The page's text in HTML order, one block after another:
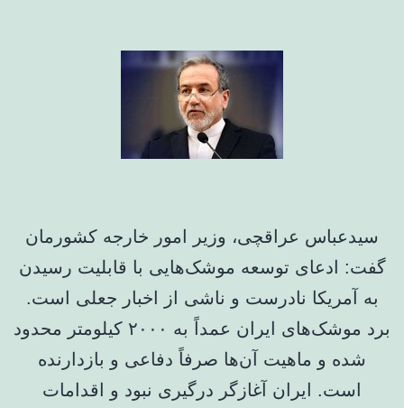
سیدعباس عراقچی، وزیر امور خارجه کشورمان
گفت: ادعای توسعه موشک‌هایی با قابلیت رسیدن
به آمریکا نادرست و ناشی از اخبار جعلی است.
برد موشک‌های ایران عمداً به ۲۰۰۰ کیلومتر محدود
شده و ماهیت آن‌ها صرفاً دفاعی و بازدارنده
است. ایران آغازگر درگیری نبود و اقدامات